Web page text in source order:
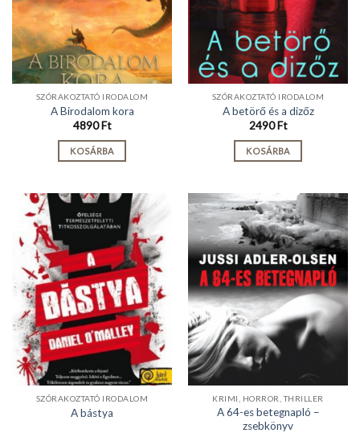
SZÓRAKOZTATÓ IRODALOM
A Birodalom kora
4890Ft
KOSÁRBA
SZÓRAKOZTATÓ IRODALOM
A betörő és a dizőz
2490Ft
KOSÁRBA
SZÓRAKOZTATÓ IRODALOM
A bástya
KRIMI, HORROR, THRILLER
A 64-es betegnapló –
zsebkönyv